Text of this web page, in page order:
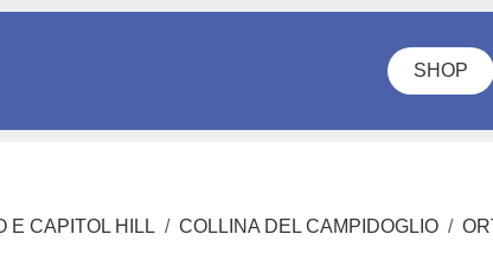
SHOP
E CAPITOL HILL COLLINA DEL CAMPIDOGLIO